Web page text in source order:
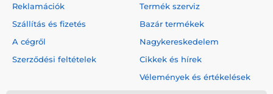
Reklamációk
Szállítás és fizetés
A cégről
Szerződési feltételek
Termék szerviz
Bazár termékek
Nagykereskedelem
Cikkek és hírek
Vélemények és értékelések